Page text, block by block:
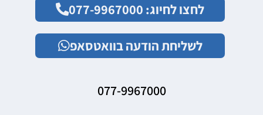
לחצו לחיוג: 077-9967000
לשליחת הודעה בוואטסאפ
077-9967000